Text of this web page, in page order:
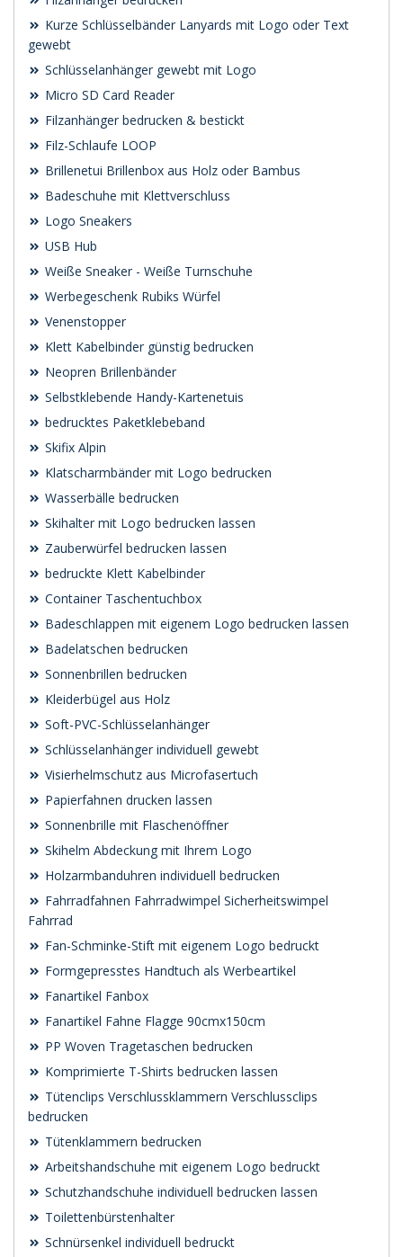
Kurze Schlüsselbänder Lanyards mit Logo oder Text
gewebt
Schlüsselanhänger gewebt mit Logo
Micro SD Card Reader
Filzanhänger bedrucken & bestickt
Filz-Schlaufe LOOP
Brillenetui Brillenbox aus Holz oder Bambus
Badeschuhe mit Klettverschluss
Logo Sneakers
USB Hub
Weiße Sneaker - Weiße Turnschuhe
Werbegeschenk Rubiks Würfel
Venenstopper
Klett Kabelbinder günstig bedrucken
Neopren Brillenbänder
Selbstklebende Handy-Kartenetuis
bedrucktes Paketklebeband
Skifix Alpin
Klatscharmbänder mit Logo bedrucken
Wasserbälle bedrucken
Skihalter mit Logo bedrucken lassen
Zauberwürfel bedrucken lassen
bedruckte Klett Kabelbinder
Container Taschentuchbox
Badeschlappen mit eigenem Logo bedrucken lassen
Badelatschen bedrucken
Sonnenbrillen bedrucken
Kleiderbügel aus Holz
Soft-PVC-Schlüsselanhänger
Schlüsselanhänger individuell gewebt
Visierhelmschutz aus Microfasertuch
Papierfahnen drucken lassen
Sonnenbrille mit Flaschenöffner
Skihelm Abdeckung mit Ihrem Logo
Holzarmbanduhren individuell bedrucken
Fahrradfahnen Fahrradwimpel Sicherheitswimpel
Fahrrad
Fan-Schminke-Stift mit eigenem Logo bedruckt
Formgepresstes Handtuch als Werbeartikel
Fanartikel Fanbox
Fanartikel Fahne Flagge 90cmx150cm
PP Woven Tragetaschen bedrucken
Komprimierte T-Shirts bedrucken lassen
Tütenclips Verschlussklammern Verschlussclips
bedrucken
Tütenklammern bedrucken
Arbeitshandschuhe mit eigenem Logo bedruckt
Schutzhandschuhe individuell bedrucken lassen
Toilettenbürstenhalter
Schnürsenkel individuell bedruckt